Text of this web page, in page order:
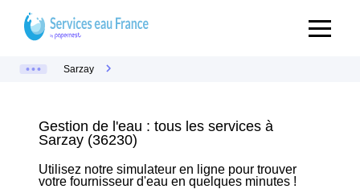
Sarzay
Gestion de l'eau : tous les services à
Sarzay (36230)
Utilisez notre simulateur en ligne pour trouver
votre fournisseur d'eau en quelques minutes !